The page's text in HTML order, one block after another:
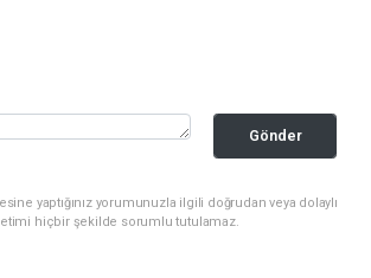
Gönder
yaptığınız yorumunuzla ilgili doğrudan veya dolaylı
hiçbir şekilde sorumlu tutulamaz.